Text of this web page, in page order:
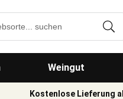
Weingut
Kostenlose Lieferung